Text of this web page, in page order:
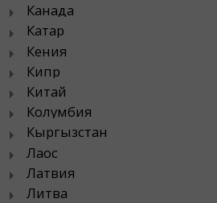
Канада
Катар
Кения
Кипр
Китай
Колумбия
Кыргызстан
Лаос
Латвия
Литва